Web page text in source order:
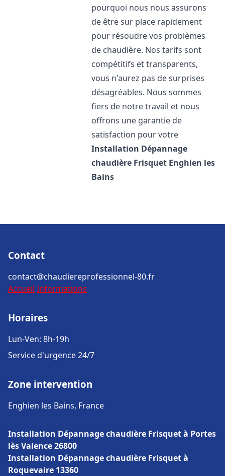
pourquoi nous nous assurons
de être sur place rapidement
pour résoudre vos problèmes
de chaudière. Nos tarifs sont
compétitifs et transparents,
vous n'aurez pas de surprises
désagréables. Nous sommes
fiers de notre travail et nous
offrons une garantie de
satisfaction pour votre
Installation Dépannage
chaudière Frisquet Enghien les
Bains
Contact
contact@chaudiereprofessionnel-80.fr
Accueil Informations
Horaires
Lun-Ven: 8h-19h
Service d'urgence 24/7
Zone intervention
Enghien les Bains, France
Installation Dépannage chaudière Frisquet à Portes
lès Valence 26800
Installation Dépannage chaudière Frisquet à
Roquevaire 13360